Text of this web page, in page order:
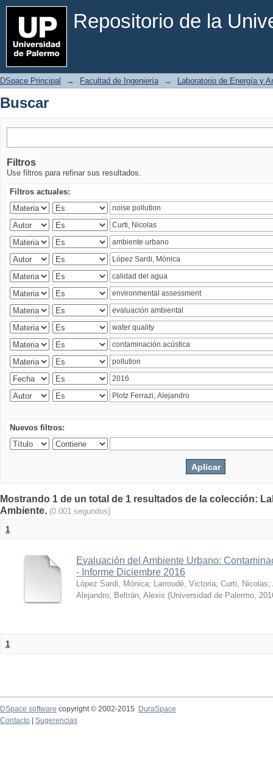
Repositorio de la
Buscar
DSpace Principal → Facultad de Ingeniería → Laboratorio de Energía y
Buscar
Filtros
Use filtros para refinar sus resultados.
Filtros actuales:
Nuevos filtros:
Mostrando 1 de un total de 1 resultados de la colección:
Ambiente. (0.001 segundos)
1
Evaluación del Ambiente Urbano:
- Informe Diciembre 2016
López Sardi, Mónica; Larroudé, Victoria; Curti, Nicolas;
Alejandro; Beltrán, Alexis (Universidad de Palermo,
1
DSpace software copyright © 2002-2015
DuraSpace
Contacto
Sugerencias